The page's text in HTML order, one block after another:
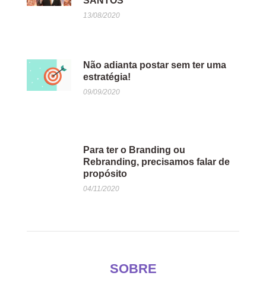
13/08/2020
Não adianta postar sem ter uma
estratégia!
09/09/2020
Para ter o Branding ou
Rebranding, precisamos falar de
propósito
04/11/2020
SOBRE